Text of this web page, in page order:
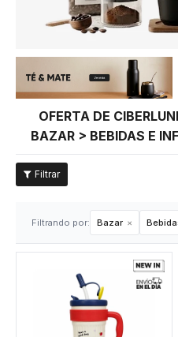
OFERTA DE
BAZAR > BEBIDAS E
Filtrando por: Bazar